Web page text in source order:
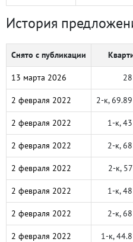
История
Снято с публикации
13 марта 2026
2 февраля 2022 2-к,
2 февраля 2022 1-к,
2 февраля 2022 2-к,
2 февраля 2022 2-к,
2 февраля 2022 1-к,
2 февраля 2022 2-к,
2 февраля 2022 1-к,